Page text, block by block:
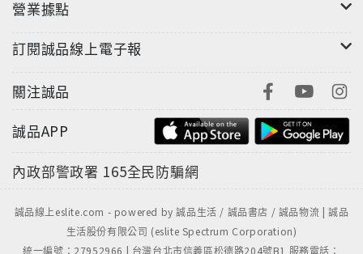
營業據點
訂閱誠品線上電子報
關注誠品
誠品APP
內政部警政署 165全民防騙網
誠品線上eslite.com - powered by 誠品生活 / 誠品書店 / 誠品物流 | 誠品
生活股份有限公司 (eslite Spectrum Corporation)
統一編號：27952966 | 台灣台北市信義區松德路204號B1 服務電話：